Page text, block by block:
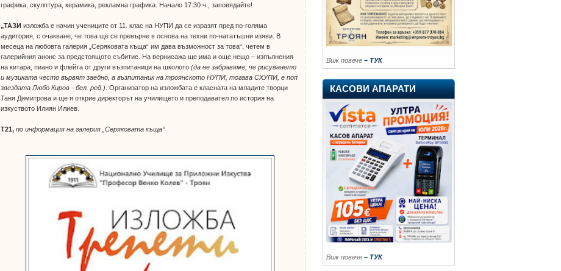
графика, скулптура, керамика, рекламна графика. Начало 17:30 ч., заповядайте!
„ТАЗИ изложба е начин учениците от 11. клас на НУПИ да се изразят пред по-голяма
аудитория, с очакване, че това ще се превърне в основа на техни по-нататъшни изяви. В
месеца на любовта галерия „Серяковата къща“ им дава възможност за това“, четем в
галерийния анонс за предстоящото събитие. На вернисажа ще има и още нещо – изпълнения
на китара, пиано и флейта от други възпитаници на школото(да не забравяме, че рисуването
и музиката често вървят заедно, а възпитаник на троянското НУПИ, тогава СХУПИ, е поп
звездата Любо Киров - бел. ред.) . Организатор на изложбата е класната на младите творци
Таня Димитрова и ще я открие директорът на училището и преподавател по история на
изкуството Илиян Илиев.
Т21,по информация на галерия „Серяковата къща“
Виж повече – ТУК
КАСОВИ АПАРАТИ
Виж повече – ТУК